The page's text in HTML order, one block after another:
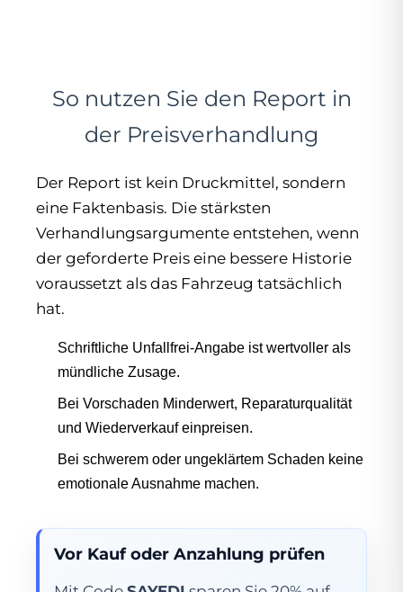
So nutzen Sie den Report in
der Preisverhandlung
Der Report ist kein Druckmittel, sondern
eine Faktenbasis. Die stärksten
Verhandlungsargumente entstehen, wenn
der geforderte Preis eine bessere Historie
voraussetzt als das Fahrzeug tatsächlich
hat.
Schriftliche Unfallfrei-Angabe ist wertvoller als
mündliche Zusage.
Bei Vorschaden Minderwert, Reparaturqualität
und Wiederverkauf einpreisen.
Bei schwerem oder ungeklärtem Schaden keine
emotionale Ausnahme machen.
Vor Kauf oder Anzahlung prüfen